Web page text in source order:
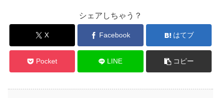
シェアしちゃう？
X Facebook はてブ
Pocket LINE コピー